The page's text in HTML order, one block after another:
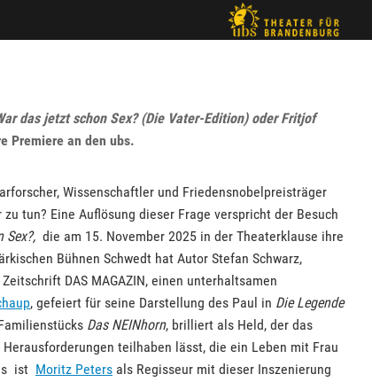
das jetzt schon Sex? (Die Vater-Edition) oder Fritjof
Premiere an den ubs.
Wissenschaftler und Friedensnobelpreisträger
tun? Eine Auflösung dieser Frage verspricht der Besuch
Sex?, die am 15. November 2025 in der Theaterklause ihre
Bühnen Schwedt hat Autor Stefan Schwarz,
DAS MAGAZIN, einen unterhaltsamen
, gefeiert für seine Darstellung des Paul in Die Legende
Das NEINhorn, brilliert als Held, der das
teilhaben lässt, die ein Leben mit Frau
ist Moritz Peters als Regisseur mit dieser Inszenierung